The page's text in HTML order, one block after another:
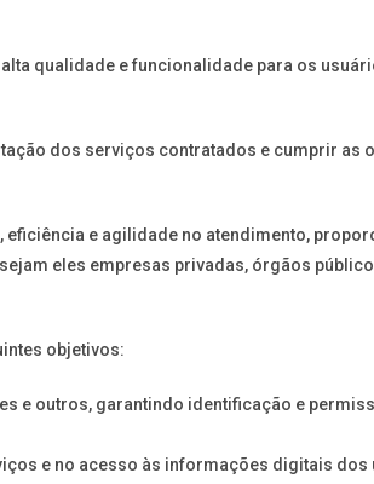
qualidade e funcionalidade para os
dos serviços contratados e cumprir as
e agilidade no atendimento,
eles empresas privadas, órgãos
objetivos:
e outros, garantindo identificação e
e no acesso às informações digitais dos